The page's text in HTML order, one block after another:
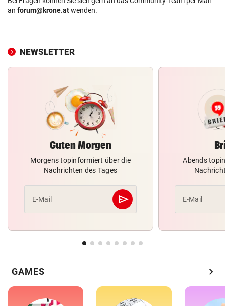
an forum@krone.atwenden.
NEWSLETTER
Guten Morgen
Morgens topinformiert über die
Nachrichten des Tages
E-Mail send
Abschicken
Abends
E-Mail
GAMES chevron_right